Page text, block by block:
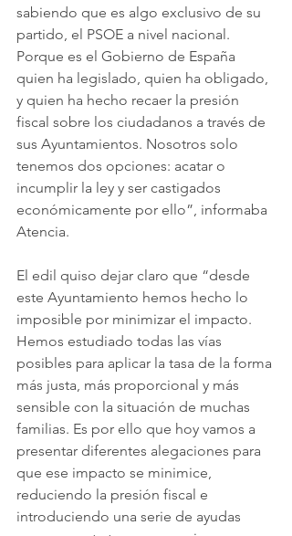
sabiendo que es algo exclusivo de su
partido, el PSOE a nivel nacional.
Porque es el Gobierno de España
quien ha legislado, quien ha obligado,
y quien ha hecho recaer la presión
fiscal sobre los ciudadanos a través de
sus Ayuntamientos. Nosotros solo
tenemos dos opciones: acatar o
incumplir la ley y ser castigados
económicamente por ello”, informaba
Atencia.
El edil quiso dejar claro que “desde
este Ayuntamiento hemos hecho lo
imposible por minimizar el impacto.
Hemos estudiado todas las vías
posibles para aplicar la tasa de la forma
más justa, más proporcional y más
sensible con la situación de muchas
familias. Es por ello que hoy vamos a
presentar diferentes alegaciones para
que ese impacto se minimice,
reduciendo la presión fiscal e
introduciendo una serie de ayudas